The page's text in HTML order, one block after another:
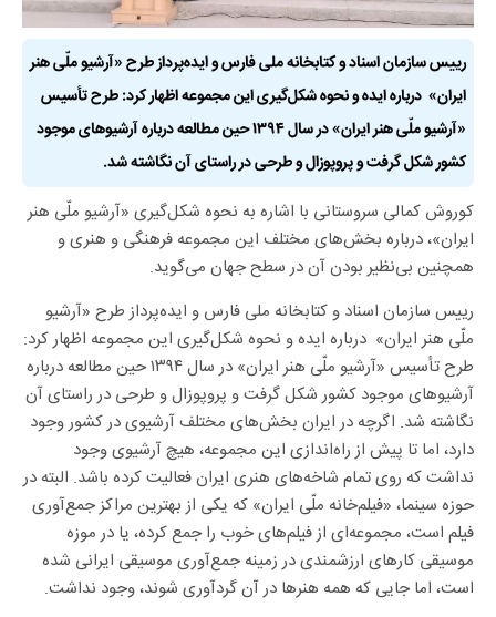
رییس سازمان اسناد و کتابخانه ملی فارس و ایده‌پرداز طرح «آرشیو ملّی هنر
ایران» درباره ایده و نحوه شکل‌گیری این مجموعه اظهار کرد: طرح تأسیس
«آرشیو ملّی هنر ایران» در سال ۱۳۹۴ حین مطالعه درباره آرشیوهای موجود
کشور شکل گرفت و پروپوزال و طرحی در راستای آن نگاشته شد.
کوروش کمالی سروستانی با اشاره به نحوه شکل‌گیری «آرشیو ملّی هنر
ایران»، درباره بخش‌های مختلف این مجموعه فرهنگی و هنری و
همچنین بی‌نظیر بودن آن در سطح جهان می‌گوید.
رییس سازمان اسناد و کتابخانه ملی فارس و ایده‌پرداز طرح «آرشیو
ملّی هنر ایران» درباره ایده و نحوه شکل‌گیری این مجموعه اظهار کرد:
طرح تأسیس «آرشیو ملّی هنر ایران» در سال ۱۳۹۴ حین مطالعه درباره
آرشیوهای موجود کشور شکل گرفت و پروپوزال و طرحی در راستای آن
نگاشته شد. اگرچه در ایران بخش‌های مختلف آرشیوی در کشور وجود
دارد، اما تا پیش از راه‌اندازی این مجموعه، هیچ آرشیوی وجود
نداشت که روی تمام شاخه‌های هنری ایران فعالیت کرده باشد. البته در
حوزه سینما، «فیلم‌خانه ملّی ایران» که یکی از بهترین مراکز جمع‌آوری
فیلم است، مجموعه‌ای از فیلم‌های خوب را جمع کرده، یا در موزه
موسیقی کارهای ارزشمندی در زمینه جمع‌آوری موسیقی ایرانی شده‌
است، اما جایی که همه هنرها در آن گردآوری شوند، وجود نداشت.